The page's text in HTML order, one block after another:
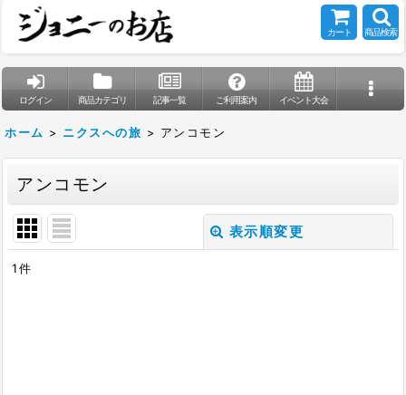
カート 商品検索
ログイン 商品カテゴリ 記事一覧 ご利用案内 イベント大会
ホーム > ニクスへの旅 > アンコモン
アンコモン
表示順変更
1件